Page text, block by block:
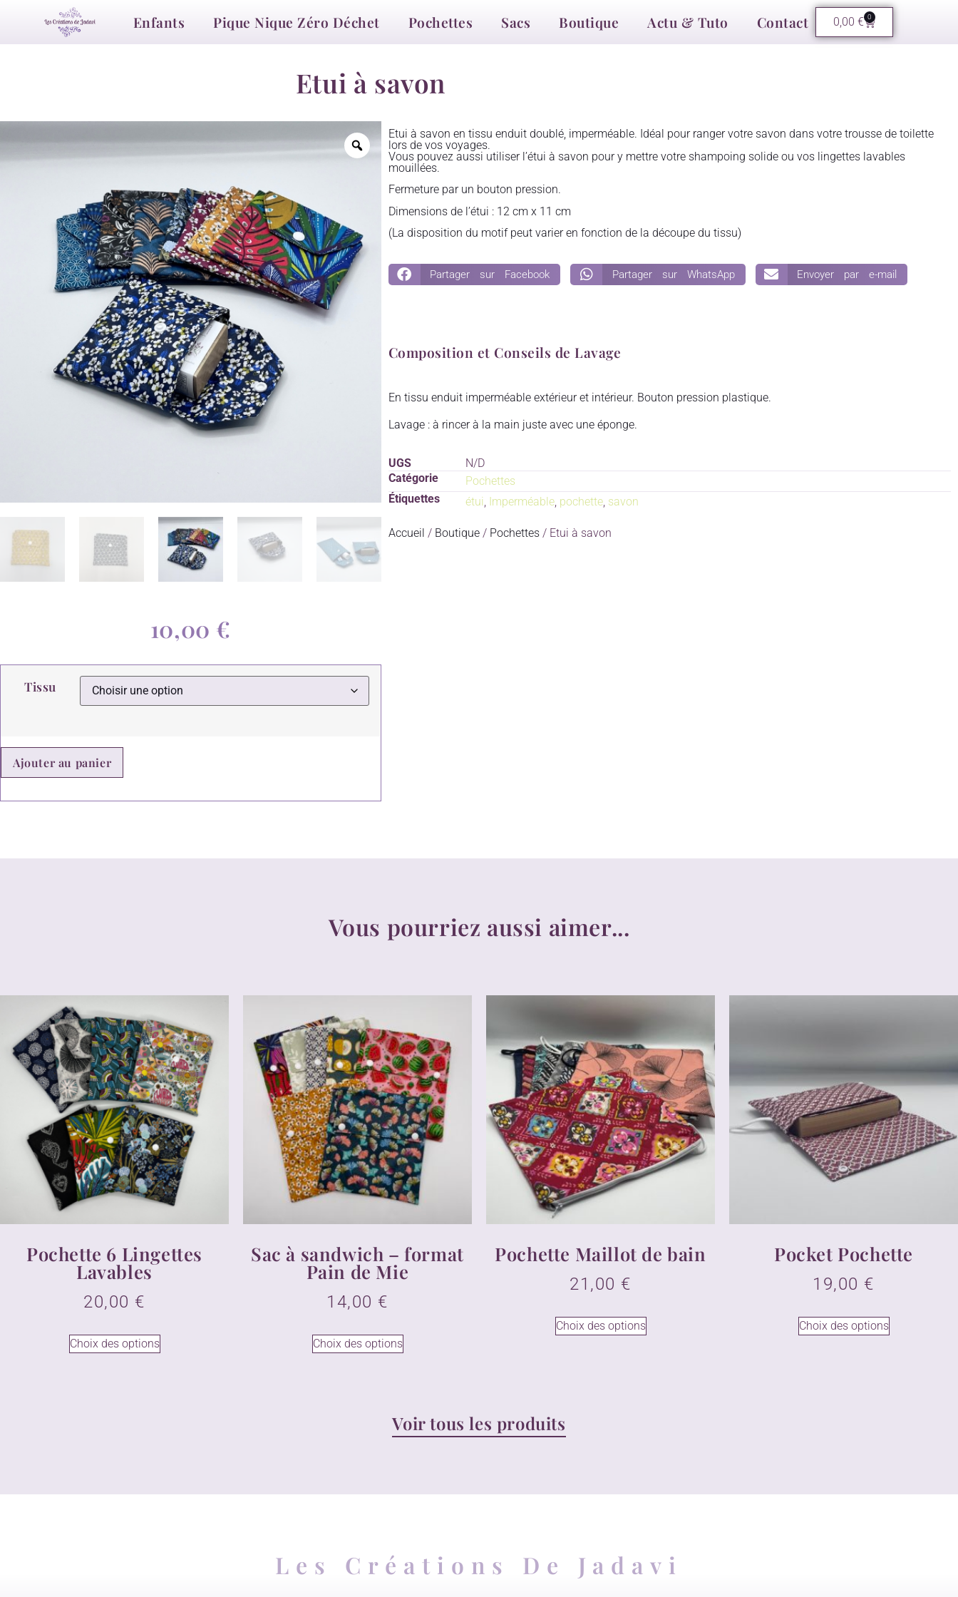
Enfants Pique Nique Zéro Déchet Pochettes Sacs Boutique Actu & Tuto Contact 0,00€ 0
Etui à savon
10,00 €
Tissu
Ajouter au panier
Etui à savon en tissu enduit doublé, imperméable. Idéal pour ranger votre savon dans votre trousse de toilette
lors de vos voyages.
Vous pouvez aussi utiliser l’étui à savon pour y mettre votre shampoing solide ou vos lingettes lavables
mouillées.
Fermeture par un bouton pression.
Dimensions de l’étui : 12 cm x 11 cm
(La disposition du motif peut varier en fonction de la découpe du tissu)
Partager sur Facebook Partager sur WhatsApp Envoyer par e-mail
Composition et Conseils de Lavage
En tissu enduit imperméable extérieur et intérieur. Bouton pression plastique.
Lavage : à rincer à la main juste avec une éponge.
UGS
N/D
Catégorie
Pochettes
Étiquettes
étui, Imperméable, pochette, savon
Accueil / Boutique/ Pochettes/ Etui à savon
Vous pourriez aussi aimer...
Pochette 6 Lingettes
Lavables
20,00 €
Choix des options
Sac à sandwich – format
Pain de Mie
14,00 €
Choix des options
Pochette Maillot de bain
21,00 €
Choix des options
Pocket Pochette
19,00 €
Choix des options
Voir tous les produits
Les Créations De Jadavi